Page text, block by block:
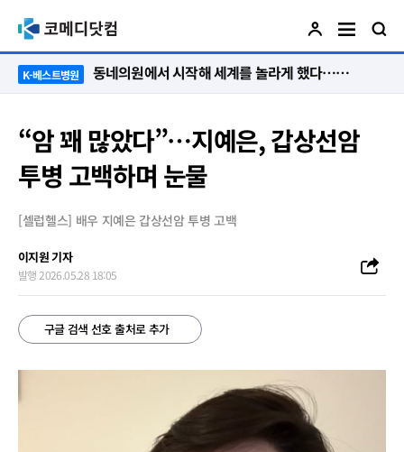
K-베스트병원 “절대 먼저 말하지 않아요. 대신 먼저 듣습니다”
“암 꽤 많았다”…지예은, 갑상선암
투병 고백하며 눈물
[셀럽헬스] 배우 지예은 갑상선암 투병 고백
이지원 기자
발행 2026.05.28 18:05
구글 검색 선호 출처로 추가